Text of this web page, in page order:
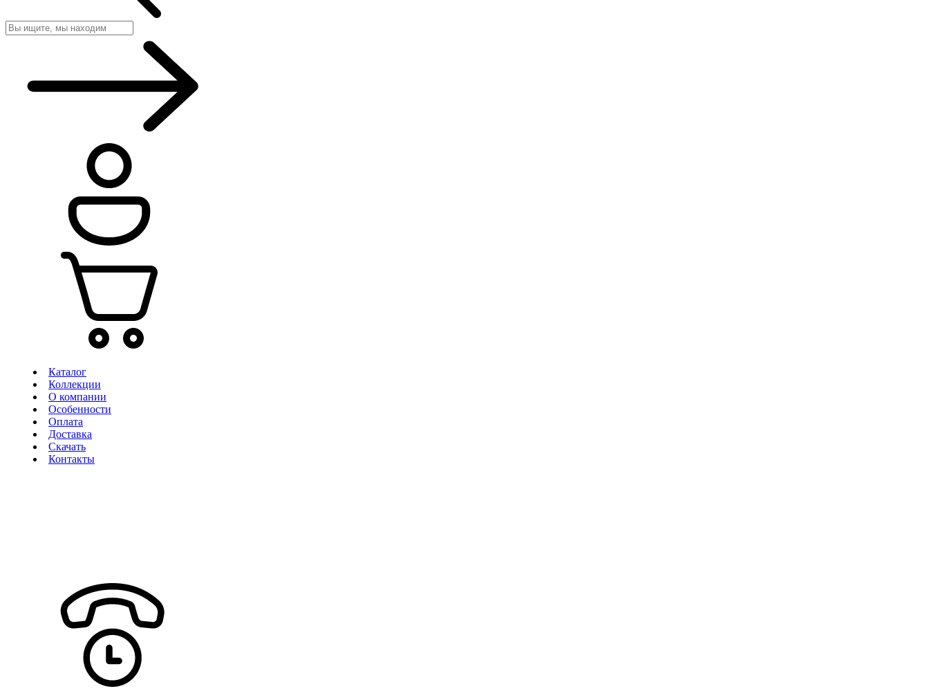
Каталог
Коллекции
О компании
Особенности
Оплата
Доставка
Скачать
Контакты